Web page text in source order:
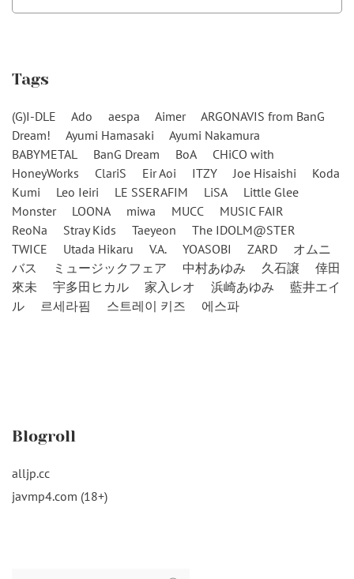
Tags
(G)I-DLE Ado aespa Aimer
ARGONAVIS from BanG
Dream!
Ayumi Hamasaki
Ayumi Nakamura
BABYMETAL
BanG Dream BoA
CHiCO with
HoneyWorks
ClariS Eir Aoi ITZY Joe Hisaishi
Koda
Kumi
Leo Ieiri LE SSERAFIM LiSA
Little Glee
Monster
LOONA miwa MUCC
MUSIC FAIR
ReoNa
Stray Kids Taeyeon
The IDOLM@STER
TWICE
Utada Hikaru V.A. YOASOBI ZARD
オムニ
バス
ミュージックフェア 中村あゆみ 久石譲
倖田
來未
宇多田ヒカル 家入レオ 浜崎あゆみ
藍井エイ
ル
르세라핌 스트레이 키즈 에스파
Blogroll
alljp.cc
javmp4.com (18+)